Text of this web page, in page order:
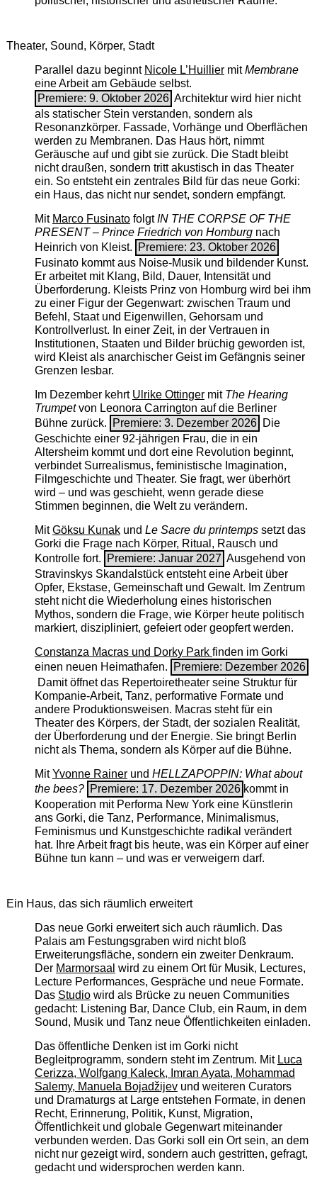
Theater, Sound, Körper, Stadt
Parallel dazu beginnt Nicole L’Huilliermit ­Membrane
eine Arbeit am Gebäude selbst.
Premiere: 9. Oktober 2026 Architektur wird hier nicht
als statischer Stein verstanden, sondern als
Resonanzkörper. Fassade, Vorhänge und Oberflächen
werden zu Membranen. Das Haus hört, nimmt
Geräusche auf und gibt sie zurück. Die Stadt bleibt
nicht draußen, sondern tritt akustisch in das Theater
ein. So entsteht ein zentrales Bild für das neue Gorki:
ein Haus, das nicht nur sendet, sondern empfängt.
Mit Marco FusinatofolgtIN THE CORPSE OF THE
PRESENT – Prince Friedrich von Homburgnach
Heinrich von Kleist.
Premiere: 23. Oktober 2026
Fusinato kommt aus Noise-Musik und bildender Kunst.
Er arbeitet mit Klang, Bild, Dauer, Intensität und
Überforderung. Kleists Prinz von Homburg wird bei ihm
zu einer Figur der Gegenwart: zwischen Traum und
Befehl, Staat und Eigenwillen, Gehorsam und
Kontrollverlust. In einer Zeit, in der Vertrauen in
Institutionen, Staaten und Bilder brüchig geworden ist,
wird Kleist als anarchischer Geist im Gefängnis seiner
Grenzen lesbar.
Im Dezember kehrt Ulrike Ottingermit The ­Hearing
Trumpetvon Leonora Carrington auf die Berliner
Bühne zurück.
Premiere: 3. Dezember 2026 Die
Geschichte einer 92-jährigen Frau, die in ein
Altersheim kommt und dort eine Revolution beginnt,
verbindet Surrealismus, feministische Imagination,
Filmgeschichte und Theater. Sie fragt, wer überhört
wird – und was geschieht, wenn gerade diese
Stimmen beginnen, die Welt zu verändern.
MitGöksu Kunakund Le Sacre du printempssetzt das
Gorki die Frage nach Körper, Ritual, Rausch und
Kontrolle fort.
Premiere: Januar 2027 Ausgehend von
Stravinskys Skandalstück entsteht eine Arbeit über
Opfer, Ekstase, Gemeinschaft und Gewalt. Im Zentrum
steht nicht die Wiederholung eines historischen
Mythos, sondern die Frage, wie Körper heute politisch
markiert, diszipliniert, gefeiert oder geopfert werden.
Constanza Macras und Dorky Park finden im Gorki
einen neuen Heimathafen.
Premiere: Dezember 2026
Damit öffnet das Repertoiretheater seine Struktur für
Kompanie-Arbeit, Tanz, performative Formate und
andere Produktionsweisen. Macras steht für ein
Theater des Körpers, der Stadt, der sozialen Realität,
der Überforderung und der Energie. Sie bringt Berlin
nicht als Thema, sondern als Körper auf die Bühne.
MitYvonne Rainerund HELLZAPOPPIN: What about
the bees? Premiere: 17. Dezember 2026 kommt in
Kooperation mit Performa New York eine Künstlerin
ans Gorki, die Tanz, Performance, Minimalismus,
Feminismus und Kunstgeschichte radikal verändert
hat. Ihre Arbeit fragt bis heute, was ein Körper auf einer
Bühne tun kann – und was er verweigern darf.
Ein Haus, das sich räumlich erweitert
Das neue Gorki erweitert sich auch räumlich. Das
Palais am Festungsgraben wird nicht bloß
Erweiterungsfläche, sondern ein zweiter Denkraum.
Der Marmorsaal wird zu einem Ort für Musik, Lectures,
Lecture Performances, Gespräche und neue Formate.
Das Studiowird als Brücke zu neuen Communities
gedacht: Listening Bar, Dance Club, ein Raum, in dem
Sound, Musik und Tanz neue Öffentlichkeiten einladen.
Das öffentliche Denken ist im Gorki nicht
Begleitprogramm, sondern steht im Zentrum. Mit Luca
Cerizza, Wolfgang Kaleck, Imran Ayata, Mohammad
Salemy, Manuela Bojadžijevund weiteren Curators
und Dramaturgs at Large entstehen Formate, in denen
Recht, Erinnerung, Politik, Kunst, Migration,
Öffentlichkeit und globale Gegenwart miteinander
verbunden werden. Das Gorki soll ein Ort sein, an dem
nicht nur gezeigt wird, sondern auch gestritten, gefragt,
gedacht und widersprochen werden kann.